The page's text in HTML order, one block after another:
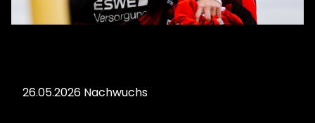
26.05.2026 Nachwuchs